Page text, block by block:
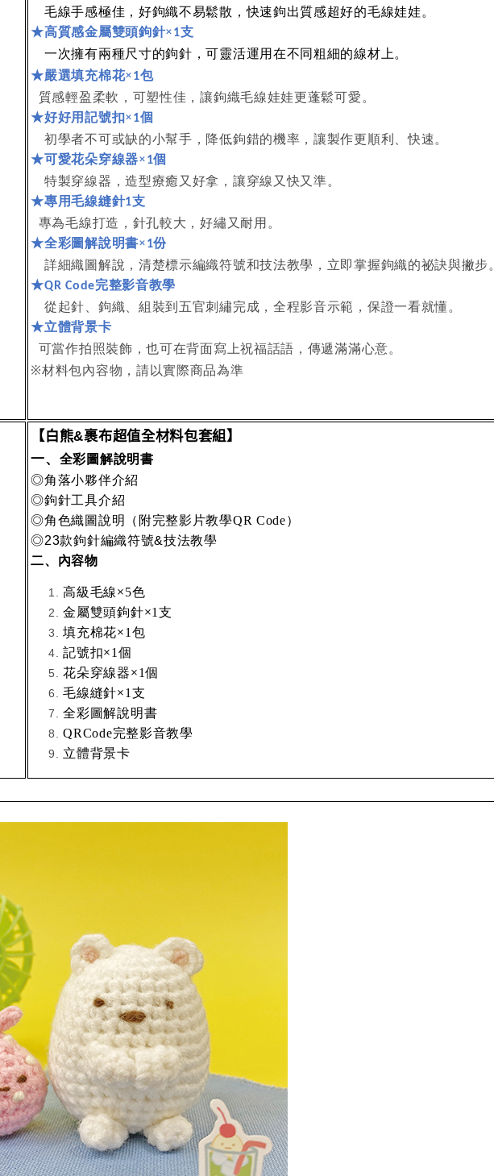
毛線手感極佳，好鉤織不易鬆散，快速鉤出質感超好的毛線娃娃。
★高質感金屬雙頭鉤針×1支
一次擁有兩種尺寸的鉤針，可靈活運用在不同粗細的線材上。
★嚴選填充棉花×1包
質感輕盈柔軟，可塑性佳，讓鉤織毛線娃娃更蓬鬆可愛。
★好好用記號扣×1個
初學者不可或缺的小幫手，降低鉤錯的機率，讓製作更順利、快速。
★可愛花朵穿線器×1個
特製穿線器，造型療癒又好拿，讓穿線又快又準。
★專用毛線縫針1支
專為毛線打造，針孔較大，好繡又耐用。
★全彩圖解說明書×1份
詳細織圖解說，清楚標示編織符號和技法教學，立即掌握鉤織的祕訣與撇步。
★QR Code完整影音教學
從起針、鉤織、組裝到五官刺繡完成，全程影音示範，保證一看就懂。
★立體背景卡
可當作拍照裝飾，也可在背面寫上祝福話語，傳遞滿滿心意。
※材料包內容物，請以實際商品為準
【白熊&裹布超值全材料包套組】
一、 全彩圖解說明書
◎角落小夥伴介紹
◎鉤針工具介紹
◎角色織圖說明（附完整影片教學QR Code）
◎23款鉤針編織符號&技法教學
二、內容物
高級毛線×5色
金屬雙頭鉤針×1 支
填充棉花×1 包
記號扣×1 個
花朵穿線器×1個
毛線縫針×1 支
全彩圖解說明書
QRCode完整影音教學
立體背景卡